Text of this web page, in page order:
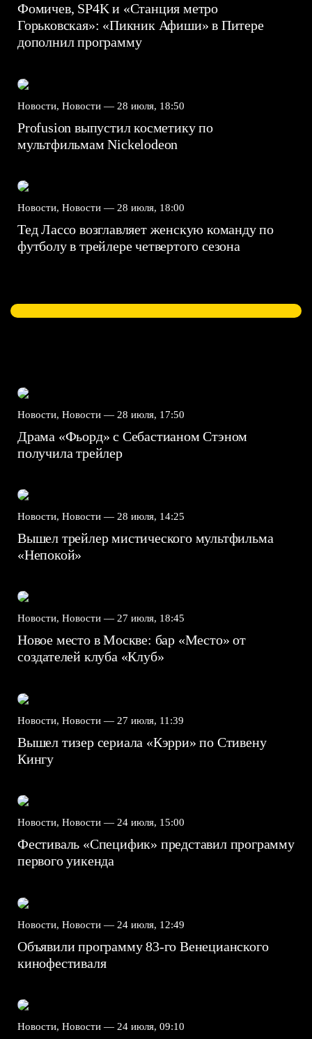
Фомичев, SP4K и «Станция метро
Горьковская»: «Пикник Афиши» в Питере
дополнил программу
Новости, Новости — 28 июля, 18:50
Profusion выпустил косметику по
мультфильмам Nickelodeon
Новости, Новости — 28 июля, 18:00
Тед Лассо возглавляет женскую команду по
футболу в трейлере четвертого сезона
Новости, Новости — 28 июля, 17:50
Драма «Фьорд» с Себастианом Стэном
получила трейлер
Новости, Новости — 28 июля, 14:25
Вышел трейлер мистического мультфильма
«Непокой»
Новости, Новости — 27 июля, 18:45
Новое место в Москве: бар «Место» от
создателей клуба «Клуб»
Новости, Новости — 27 июля, 11:39
Вышел тизер сериала «Кэрри» по Стивену
Кингу
Новости, Новости — 24 июля, 15:00
Фестиваль «Специфик» представил программу
первого уикенда
Новости, Новости — 24 июля, 12:49
Объявили программу 83-го Венецианского
кинофестиваля
Новости, Новости — 24 июля, 09:10